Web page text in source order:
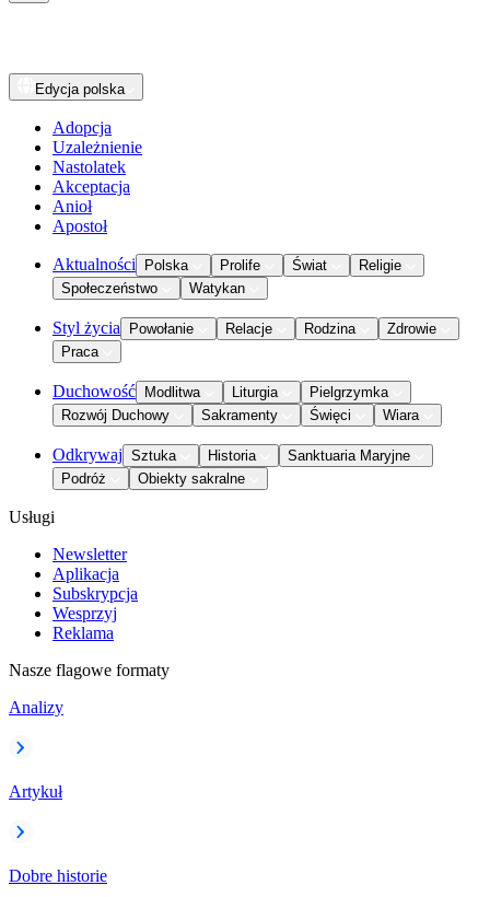
Edycja polska
Adopcja
Uzależnienie
Nastolatek
Akceptacja
Anioł
Apostoł
Aktualności Polska Prolife Świat
Religie
Społeczeństwo
Watykan
Styl życia Powołanie Relacje Rodzina
Zdrowie
Praca
Duchowość Modlitwa Liturgia
Pielgrzymka
Rozwój Duchowy
Sakramenty Święci Wiara
Odkrywaj Sztuka Historia
Sanktuaria Maryjne
Podróż
Obiekty sakralne
Usługi
Newsletter
Aplikacja
Subskrypcja
Wesprzyj
Reklama
Nasze flagowe formaty
Analizy
Artykuł
Dobre historie